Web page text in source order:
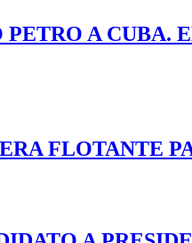
A CUBA.
FLOTANTE